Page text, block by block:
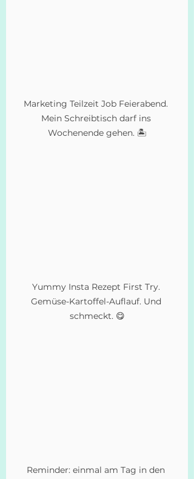
Marketing Teilzeit Job Feierabend.
Mein Schreibtisch darf ins
Wochenende gehen. 🏝️
Yummy Insta Rezept First Try.
Gemüse-Kartoffel-Auflauf. Und
schmeckt. 😋
Reminder: einmal am Tag in den